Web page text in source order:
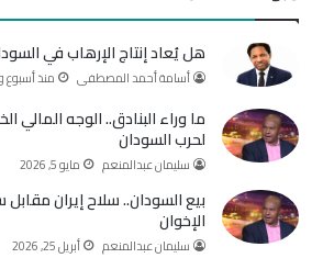
و
ك
T
u
b
e
ق
ر
ا
م
هل يُعاد إنتاج الإرهاب في
أسامة أحمد المصطفى منذ أسبوع
ما وراء البنادق.. الوجه المالي
لحرب السودان
سليمان عبدالمنعم مايو 5, 2026
بيع السودان.. سلاح إيران
الإخوان
سليمان عبدالمنعم أبريل 25, 2026